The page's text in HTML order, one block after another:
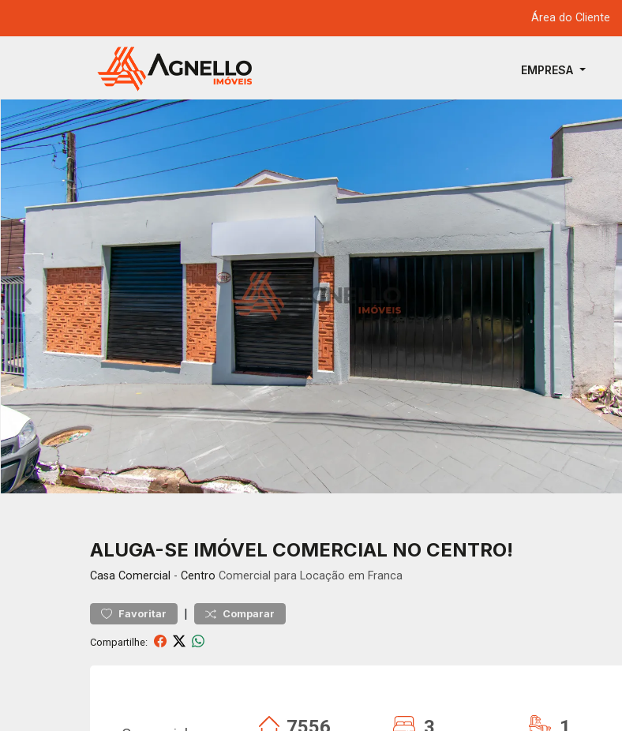
Área do Cliente
EMPRESA
ALUGA-SE IMÓVEL COMERCIAL NO CENTRO!
Casa Comercial - Centro Comercial para Locação em Franca
Favoritar | Comparar
Compartilhe: